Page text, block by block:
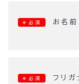
＊必須 お名前
＊必須 フリガ